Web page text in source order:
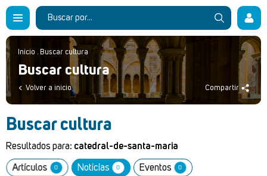
Inicio . Buscar cultura
Buscar cultura
Volver a inicio Compartir
Buscar cultura
Resultados para: catedral-de-santa-maria
Artículos 0 Noticias 0 Eventos 0